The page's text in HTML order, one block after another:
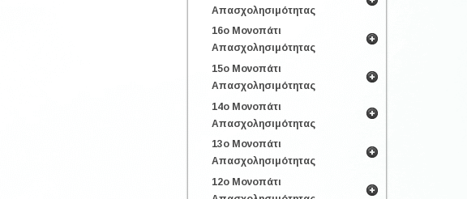
Απασχολησιμότητας
16ο Μονοπάτι
Απασχολησιμότητας
15ο Μονοπάτι
Απασχολησιμότητας
14ο Μονοπάτι
Απασχολησιμότητας
13ο Μονοπάτι
Απασχολησιμότητας
12ο Μονοπάτι